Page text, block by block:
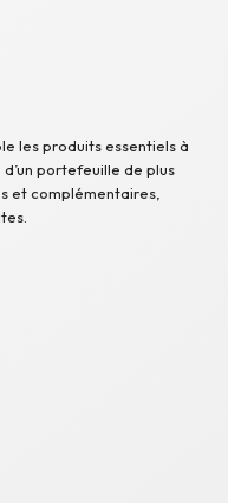
les produits essentiels à
portefeuille de plus
et complémentaires,